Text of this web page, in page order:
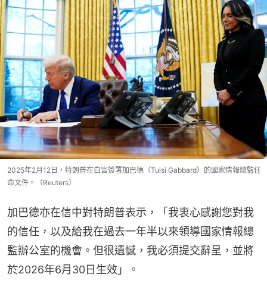
2025年2月12日，特朗普在白宮簽署加巴德（Tulsi Gabbard）的國家情報總監任
命文件。（Reuters）
加巴德亦在信中對特朗普表示，「我衷心感謝您對我
的信任，以及給我在過去一年半以來領導國家情報總
監辦公室的機會。但很遺憾，我必須提交辭呈，並將
於2026年6月30日生效」。